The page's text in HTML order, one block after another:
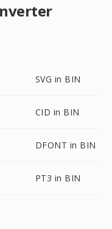
SVG in BIN
CID in BIN
DFONT in BIN
PT3 in BIN